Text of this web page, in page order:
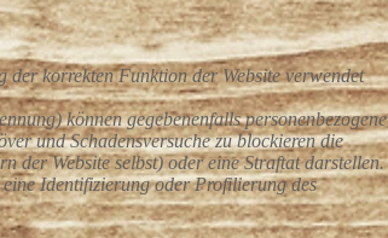
korrekten Funktion der Website verwendet
können gegebenenfalls personenbezogene
und Schadensversuche zu blockieren die
der Website selbst) oder eine Straftat darstellen.
Identifizierung oder Profilierung des